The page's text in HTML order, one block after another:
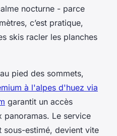
nocturne - parce
c’est pratique,
skis racler les planches
pied des sommets,
à l'alpes d'huez via
garantit un accès
panoramas. Le service
estimé, devient vite